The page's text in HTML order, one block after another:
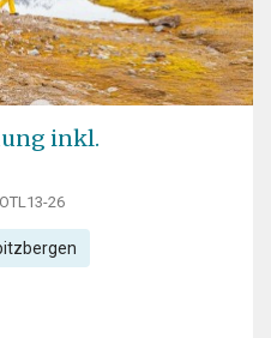
inkl.
26